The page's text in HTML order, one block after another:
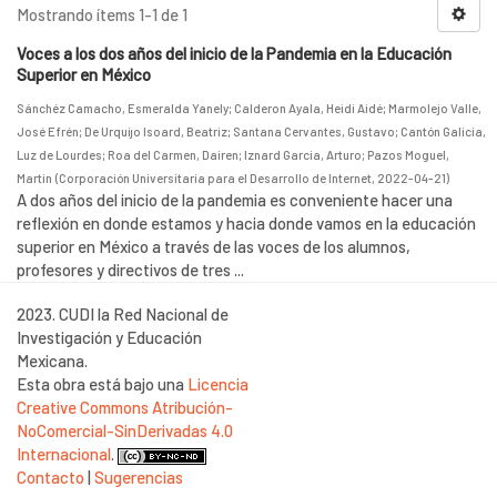
Mostrando ítems 1-1 de 1
Voces a los dos años del inicio de la Pandemia en la Educación
Superior en México
Sánchéz Camacho, Esmeralda Yanely; Calderon Ayala, Heidi Aidé; Marmolejo Valle,
José Efrén; De Urquijo Isoard, Beatriz; Santana Cervantes, Gustavo; Cantón Galicia,
Luz de Lourdes; Roa del Carmen, Dairen; Iznard García, Arturo; Pazos Moguel,
Martin (Corporación Universitaria para el Desarrollo de Internet, 2022-04-21)
A dos años del inicio de la pandemia es conveniente hacer una
reflexión en donde estamos y hacia donde vamos en la educación
superior en México a través de las voces de los alumnos,
profesores y directivos de tres ...
2023. CUDI la Red Nacional de
Investigación y Educación
Mexicana.
Esta obra está bajo una Licencia
Creative Commons Atribución-
NoComercial-SinDerivadas 4.0
Internacional.
Contacto |Sugerencias